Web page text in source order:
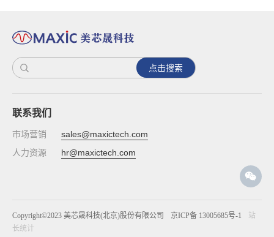
点击搜索
联系我们
市场营销
sales@maxictech.com
人力资源
hr@maxictech.com
Copyright©2023 美芯晟科技(北京)股份有限公司 京ICP备 13005685号-1
站
长统计